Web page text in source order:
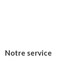
Notre service